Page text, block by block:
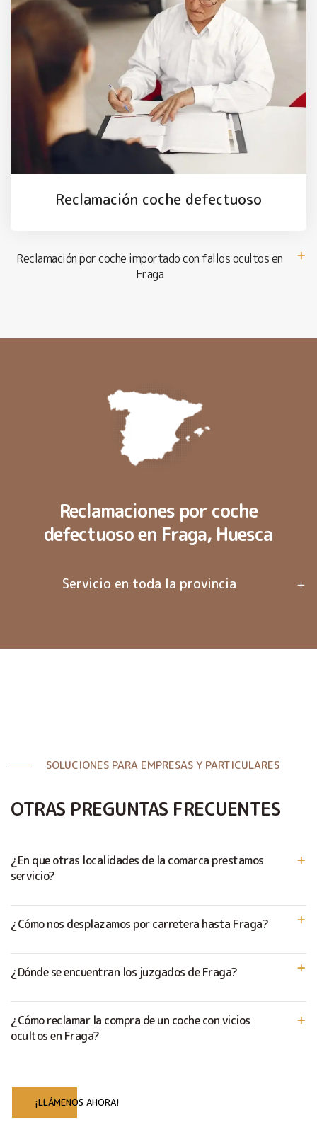
Reclamación coche defectuoso
Reclamación por coche importado con fallos ocultos en
Fraga
Reclamaciones por coche
defectuoso en Fraga, Huesca
Servicio en toda la provincia
SOLUCIONES PARA EMPRESAS Y PARTICULARES
OTRAS PREGUNTAS FRECUENTES
¿En que otras localidades de la comarca prestamos
servicio?
¿Cómo nos desplazamos por carretera hasta Fraga?
¿Dónde se encuentran los juzgados de Fraga?
¿Cómo reclamar la compra de un coche con vicios
ocultos en Fraga?
¡LLÁMENOS AHORA!